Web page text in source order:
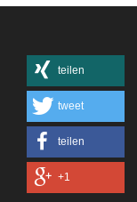
teilen
tweet
teilen
+1